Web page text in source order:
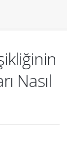
Nasıl